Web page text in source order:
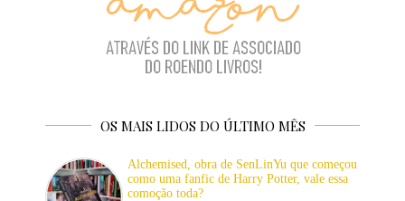
OS MAIS LIDOS DO ÚLTIMO MÊS
Alchemised, obra de SenLinYu que começou
como uma fanfic de Harry Potter, vale essa
comoção toda?